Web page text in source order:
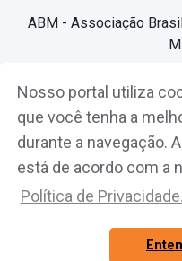
Nosso portal utiliza
que você tenha a
durante a navegação.
está de acordo com a
Política de Privacidade.
ABM - Associação